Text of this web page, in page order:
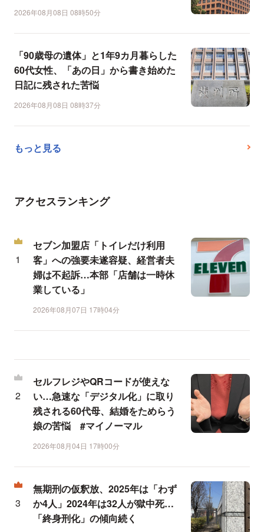
2026年08月08日 08時50分
「90歳母の遺体」と1年9カ月暮らした
60代女性、「あの日」から書き始めた
日記に残された苦悩
2026年08月08日 08時37分
もっと見る
アクセスランキング
セブン加盟店「トイレだけ利用
客」への強要未遂容疑、経営者夫
婦は不起訴…本部「店舗は一時休
業している」
2026年08月07日 17時04分
セルフレジやQRコードが使えな
い…急速な「デジタル化」に取り
残される60代母、結婚をためらう
娘の苦悩 #マイノーマル
2026年08月04日 17時00分
無期刑の仮釈放、2025年は「わず
か4人」2024年は32人が獄中死…
「終身刑化」の傾向続く